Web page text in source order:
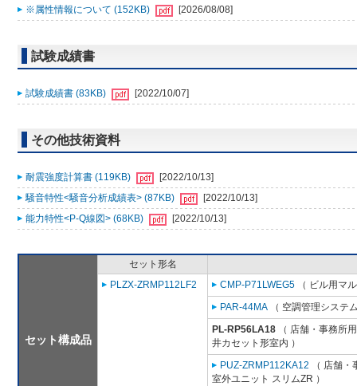
※属性情報について (152KB)
[2026/08/08]
試験成績書
試験成績書 (83KB) [2022/10/07]
その他技術資料
耐震強度計算書 (119KB)
[2022/10/13]
騒音特性<騒音分析成績表> (87KB)
[2022/10/13]
能力特性<P-Q線図> (68KB)
[2022/10/13]
セット構成品
セット形名
PLZX-ZRMP112LF2
CMP-P71LWEG5 （ ビル用マ
PAR-44MA （ 空調管理システ
PL-RP56LA18 （ 店舗・事務所
井カセット形室内 ）
PUZ-ZRMP112KA12 （ 店舗
室外ユニット スリムZR ）